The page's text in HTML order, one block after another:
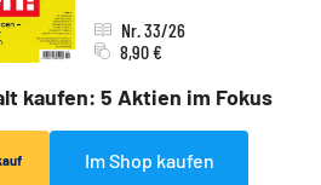
kaufen: 5 Aktien im Fokus
Nr. 33/26
8,90 €
Im Shop kaufen